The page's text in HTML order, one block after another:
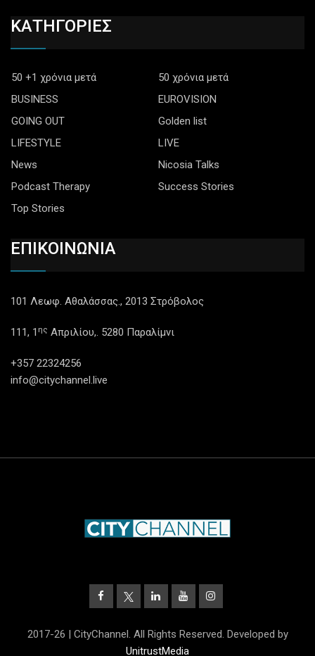
ΚΑΤΗΓΟΡΙΕΣ
50 +1 χρόνια μετά
50 χρόνια μετά
BUSINESS
EUROVISION
GOING OUT
Golden list
LIFESTYLE
LIVE
News
Nicosia Talks
Podcast Therapy
Success Stories
Top Stories
ΕΠΙΚΟΙΝΩΝΙΑ
101 Λεωφ. Αθαλάσσας., 2013 Στρόβολος
111, 1 ης Απριλίου,. 5280 Παραλίμνι
+357 22324256
info@citychannel.live
2017-26 | CityChannel. All Rights Reserved. Developed by
UnitrustMedia